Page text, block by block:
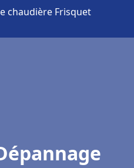
chaudière Frisquet